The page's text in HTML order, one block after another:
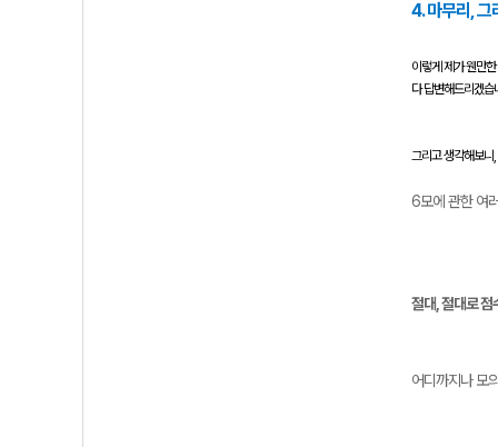
4. 마무리,
이렇게 제가 웬만
다 답변해드리겠습
그리고 생각해보니
6모에 관한 여
절대, 절대로 점
어디까지나 모